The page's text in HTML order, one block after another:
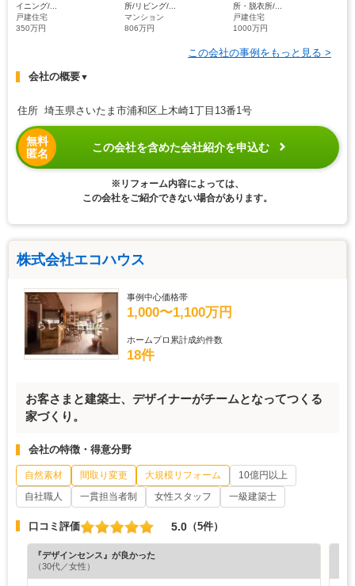
イニング/...
戸建住宅
350万円
所/リビング/...
マンション
806万円
所・脱衣所/...
戸建住宅
1000万円
この会社の事例をもっと見る >
会社の概要▼
住所 埼玉県さいたま市浦和区上木崎1丁目13番1号
無料
匿名
この会社を含めた会社紹介を申込む
※リフォーム内容によっては、
この会社をご紹介できない場合があります。
株式会社エコハウス
事例中心価格帯
1,000〜1,100万円
ホームプロ累計成約件数
18件
お客さまと建築士、デザイナーがチームとなってつくる
家づくり。
会社の特徴・得意分野
自然素材 間取り変更 大規模リフォーム
10億円以上
自社職人
一貫担当者制 女性スタッフ 一級建築士
口コミ評価 5.0 （5件）
『デザインセンス』が良かった
（30代／女性）